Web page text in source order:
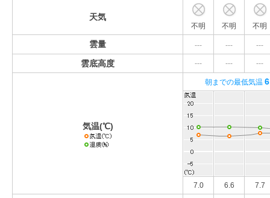
天気
不明 不明 不明
雲量 --- --- ---
雲底高度 --- --- ---
気温(℃)
朝までの最低気温
7.0 6.6 7.7